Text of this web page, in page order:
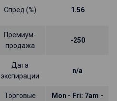
Спред (%) 1.56
Премиум-
продажа
-250
Дата
экспирации
n/a
Торговые
Mon - Fri: 7am -